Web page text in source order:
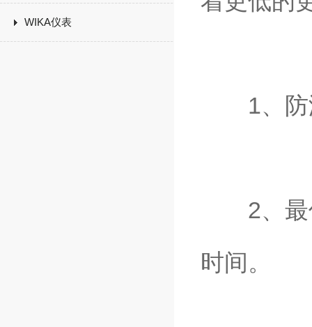
WIKA仪表
1、防漏
2、最佳
时间。